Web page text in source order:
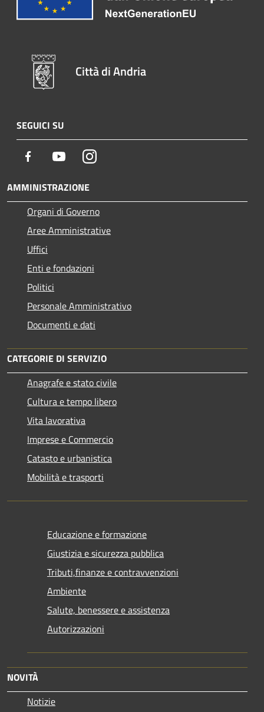
Città di Andria
SEGUICI SU
Facebook YoutubeInstagram
AMMINISTRAZIONE
Organi di Governo
Aree Amministrative
Uffici
Enti e fondazioni
Politici
Personale Amministrativo
Documenti e dati
CATEGORIE DI SERVIZIO
Anagrafe e stato civile
Cultura e tempo libero
Vita lavorativa
Imprese e Commercio
Catasto e urbanistica
Mobilità e trasporti
Educazione e formazione
Giustizia e sicurezza pubblica
Tributi,finanze e contravvenzioni
Ambiente
Salute, benessere e assistenza
Autorizzazioni
NOVITÀ
Notizie